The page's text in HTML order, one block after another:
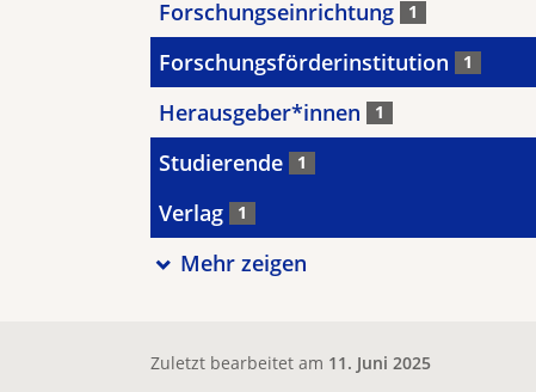
Forschungseinrichtung 1
Forschungsförderinstitution 1
Herausgeber*innen 1
Studierende 1
Verlag 1
Mehr zeigen
Zuletzt bearbeitet am 11. Juni 2025